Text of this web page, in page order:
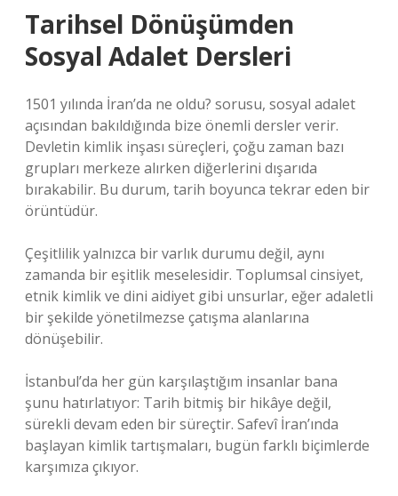
Tarihsel Dönüşümden
Sosyal Adalet Dersleri
1501 yılında İran’da ne oldu? sorusu, sosyal adalet
açısından bakıldığında bize önemli dersler verir.
Devletin kimlik inşası süreçleri, çoğu zaman bazı
grupları merkeze alırken diğerlerini dışarıda
bırakabilir. Bu durum, tarih boyunca tekrar eden bir
örüntüdür.
Çeşitlilik yalnızca bir varlık durumu değil, aynı
zamanda bir eşitlik meselesidir. Toplumsal cinsiyet,
etnik kimlik ve dini aidiyet gibi unsurlar, eğer adaletli
bir şekilde yönetilmezse çatışma alanlarına
dönüşebilir.
İstanbul’da her gün karşılaştığım insanlar bana
şunu hatırlatıyor: Tarih bitmiş bir hikâye değil,
sürekli devam eden bir süreçtir. Safevî İran’ında
başlayan kimlik tartışmaları, bugün farklı biçimlerde
karşımıza çıkıyor.